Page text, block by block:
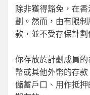
除非獲得豁免，在
劃。然而，由有限
款，並不受存保計劃
你存放於計劃成員
幣或其他外幣的存
儲蓄戶口、用作抵